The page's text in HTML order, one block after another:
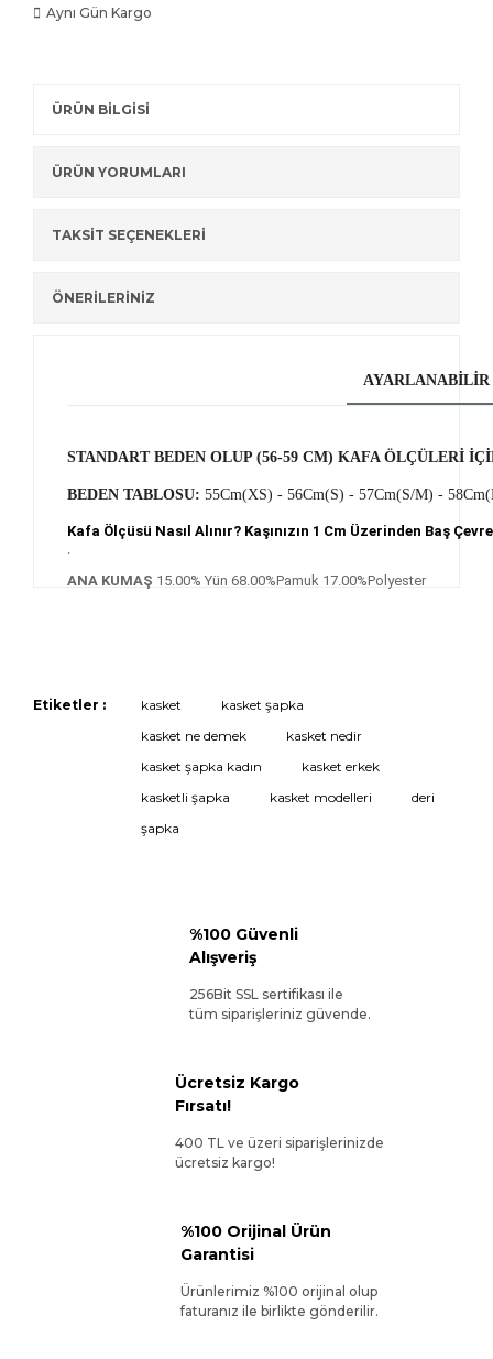
Aynı Gün Kargo
ÜRÜN BİLGİSİ
ÜRÜN YORUMLARI
TAKSİT SEÇENEKLERİ
ÖNERİLERİNİZ
AYARLANABİLİR
STANDART BEDEN OLUP (56-59 CM) KAFA ÖLÇÜLERİ
BEDEN TABLOSU: 55Cm(XS) - 56Cm(S) - 57Cm(S/M) - 58Cm
Kafa Ölçüsü Nasıl Alınır? Kaşınızın 1 Cm Üzerinden Baş
.
ANA KUMAŞ 15.00% Yün 68.00%Pamuk 17.00%Polyester
Etiketler : kasket
kasket şapka
kasket ne demek
kasket nedir
kasket şapka kadın
kasket erkek
kasketli şapka
kasket modelleri
deri
şapka
%100 Güvenli
Alışveriş
256Bit SSL sertifikası ile
tüm siparişleriniz güvende.
Ücretsiz Kargo
Fırsatı!
400 TL ve üzeri siparişlerinizde
ücretsiz kargo!
%100 Orijinal Ürün
Garantisi
Ürünlerimiz %100 orijinal olup
faturanız ile birlikte gönderilir.